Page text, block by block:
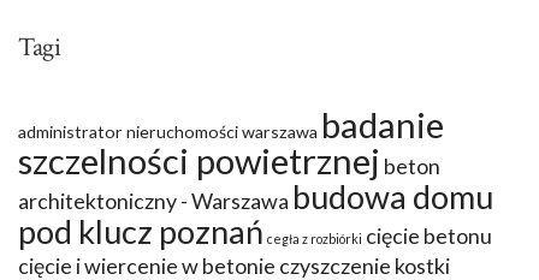
Tagi
administrator nieruchomości warszawa badanie
szczelności powietrznej beton
architektoniczny - Warszawa budowa domu
pod klucz poznań cegła z rozbiórki cięcie betonu
cięcie i wiercenie w betonie czyszczenie kostki